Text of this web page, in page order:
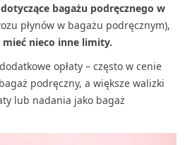
bagażu podręcznego w
płynów w bagażu podręcznym),
nieco inne limity.
opłaty – często w cenie
podręczny, a większe walizki
lub nadania jako bagaż